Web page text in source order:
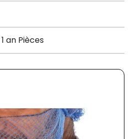
an Pièces